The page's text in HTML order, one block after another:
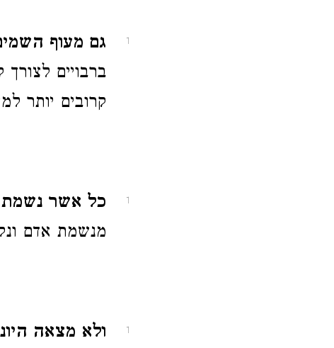
1 גם מעוף
ברבויים
קרובים יותר
1 כל אשר נשמת
מנשמת אדם
1 ולא מצאה